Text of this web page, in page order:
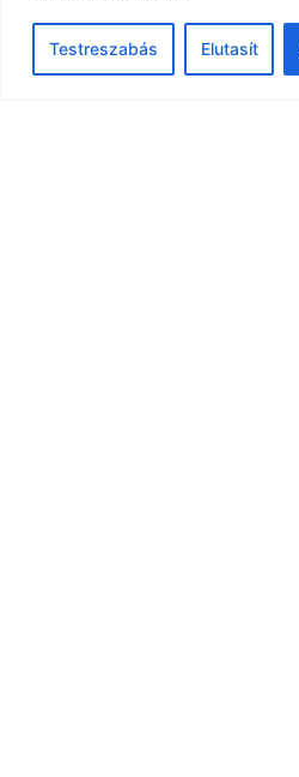
Testreszabás Elutasít